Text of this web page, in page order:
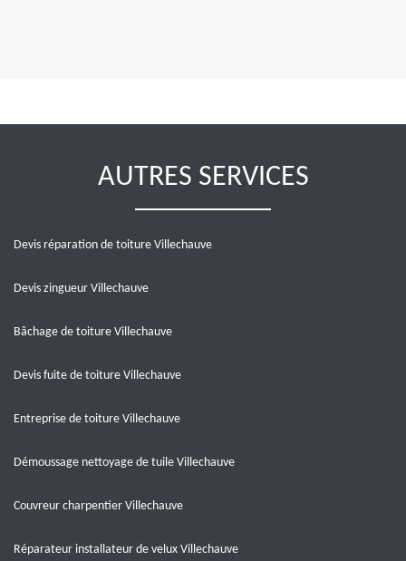
AUTRES SERVICES
Devis réparation de toiture Villechauve
Devis zingueur Villechauve
Bâchage de toiture Villechauve
Devis fuite de toiture Villechauve
Entreprise de toiture Villechauve
Démoussage nettoyage de tuile Villechauve
Couvreur charpentier Villechauve
Réparateur installateur de velux Villechauve